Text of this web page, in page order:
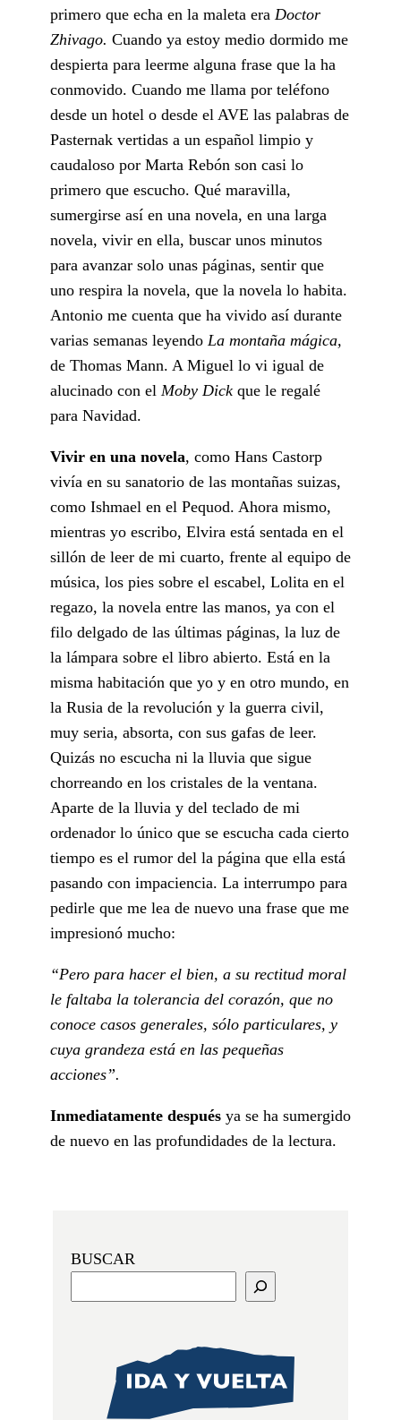
primero que echa en la maleta era Doctor
Zhivago. Cuando ya estoy medio dormido me
despierta para leerme alguna frase que la ha
conmovido. Cuando me llama por teléfono
desde un hotel o desde el AVE las palabras de
Pasternak vertidas a un español limpio y
caudaloso por Marta Rebón son casi lo
primero que escucho. Qué maravilla,
sumergirse así en una novela, en una larga
novela, vivir en ella, buscar unos minutos
para avanzar solo unas páginas, sentir que
uno respira la novela, que la novela lo habita.
Antonio me cuenta que ha vivido así durante
varias semanas leyendo La montaña mágica,
de Thomas Mann. A Miguel lo vi igual de
alucinado con el Moby Dick que le regalé
para Navidad.
Vivir en una novela, como Hans Castorp
vivía en su sanatorio de las montañas suizas,
como Ishmael en el Pequod. Ahora mismo,
mientras yo escribo, Elvira está sentada en el
sillón de leer de mi cuarto, frente al equipo de
música, los pies sobre el escabel, Lolita en el
regazo, la novela entre las manos, ya con el
filo delgado de las últimas páginas, la luz de
la lámpara sobre el libro abierto. Está en la
misma habitación que yo y en otro mundo, en
la Rusia de la revolución y la guerra civil,
muy seria, absorta, con sus gafas de leer.
Quizás no escucha ni la lluvia que sigue
chorreando en los cristales de la ventana.
Aparte de la lluvia y del teclado de mi
ordenador lo único que se escucha cada cierto
tiempo es el rumor del la página que ella está
pasando con impaciencia. La interrumpo para
pedirle que me lea de nuevo una frase que me
impresionó mucho:
“Pero para hacer el bien, a su rectitud moral
le faltaba la tolerancia del corazón, que no
conoce casos generales, sólo particulares, y
cuya grandeza está en las pequeñas
acciones”.
Inmediatamente después ya se ha sumergido
de nuevo en las profundidades de la lectura.
BUSCAR